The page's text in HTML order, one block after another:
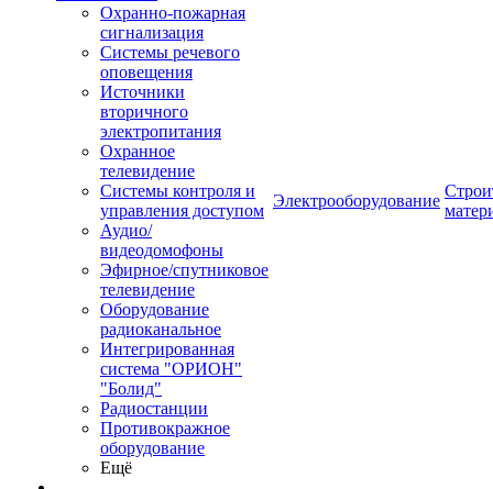
Охранно-пожарная
сигнализация
Системы речевого
оповещения
Источники
вторичного
электропитания
Охранное
телевидение
Системы контроля и
управления доступом
Аудио/
видеодомофоны
Эфирное/спутниковое
телевидение
Оборудование
радиоканальное
Интегрированная
система "ОРИОН"
"Болид"
Радиостанции
Противокражное
оборудование
Ещё
Электрооборудование